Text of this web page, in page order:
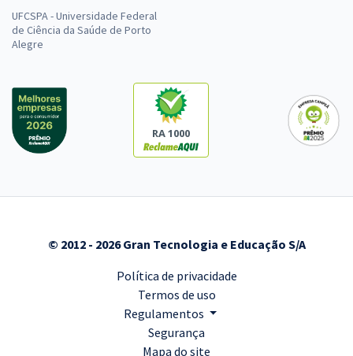
UFCSPA - Universidade Federal
de Ciência da Saúde de Porto
Alegre
RA 1000
© 2012 - 2026 Gran Tecnologia e Educação S/A
Política de privacidade
Termos de uso
Regulamentos
Segurança
Mapa do site